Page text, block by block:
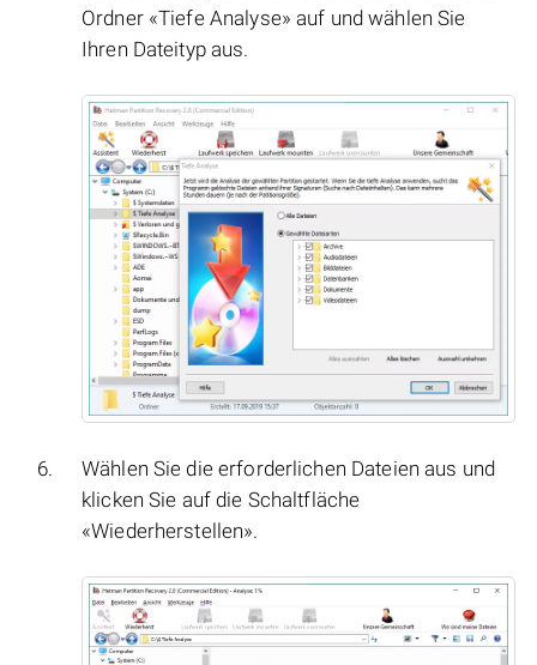
Ordner «Tiefe Analyse» auf und wählen Sie
Ihren Dateityp aus.
Wählen Sie die erforderlichen Dateien aus und
klicken Sie auf die Schaltfläche
«Wiederherstellen».